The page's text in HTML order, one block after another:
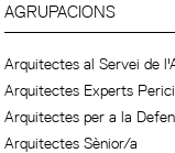
AGRUPACIONS
Arquitectes al Servei de
Arquitectes Experts
Arquitectes per a la
Arquitectes Sènior/a